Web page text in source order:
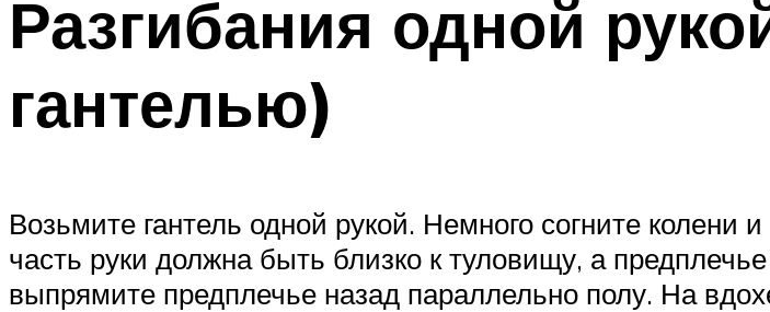
Разгибания одной
гантелью)
Возьмите гантель одной рукой. Немного согните колени
часть руки должна быть близко к туловищу, а
выпрямите предплечье назад параллельно полу. На